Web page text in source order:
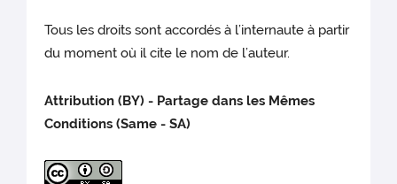
Tous les droits sont accordés à l’internaute à partir
du moment où il cite le nom de l’auteur.
Attribution (BY) - Partage dans les Mêmes
Conditions (Same - SA)